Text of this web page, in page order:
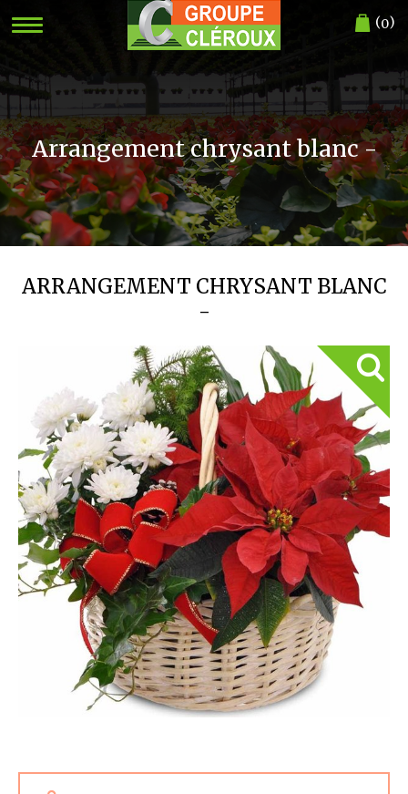
(0)
Arrangement chrysant blanc -
ARRANGEMENT CHRYSANT BLANC
-